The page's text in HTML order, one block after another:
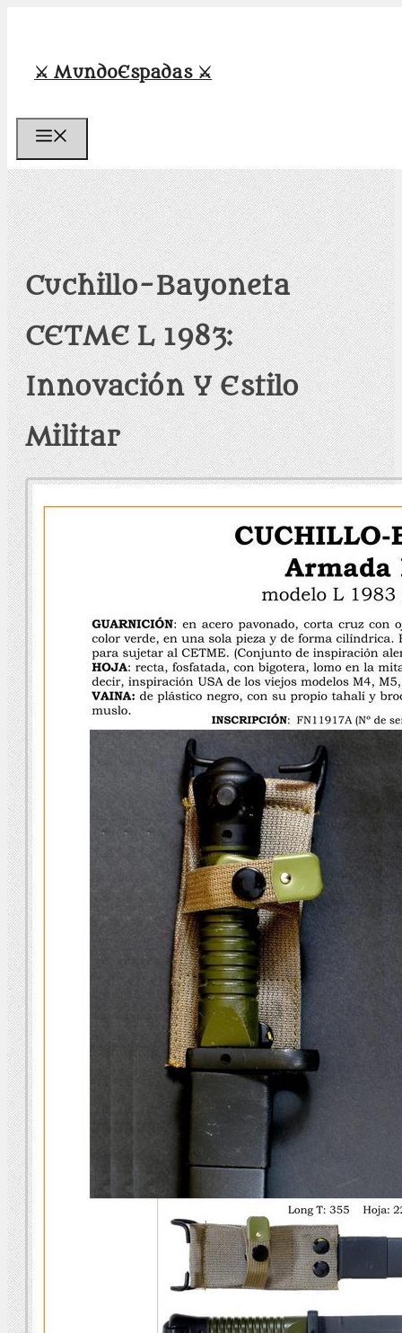
contenido
⚔️ MundoEspadas ⚔️
Cuchillo-Bayoneta
CETME L 1983:
Innovación Y Estilo
Militar